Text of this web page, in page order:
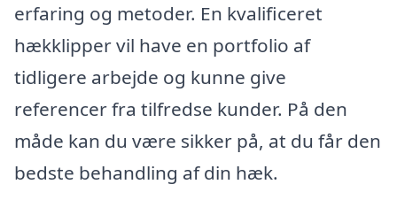
erfaring og metoder. En kvalificeret
hækklipper vil have en portfolio af
tidligere arbejde og kunne give
referencer fra tilfredse kunder. På den
måde kan du være sikker på, at du får den
bedste behandling af din hæk.